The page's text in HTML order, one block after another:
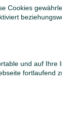
Cookies
und auf Ihre
fortlaufend